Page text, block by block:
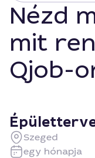
Nézd
mit
Qjob-
Szeged
egy hónapja